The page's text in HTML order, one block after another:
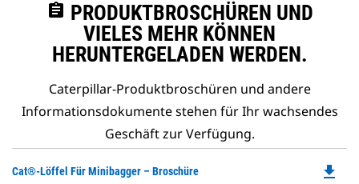
assignment PRODUKTBROSCHÜREN UND
VIELES MEHR KÖNNEN
HERUNTERGELADEN WERDEN.
Caterpillar-Produktbroschüren und andere
Informationsdokumente stehen für Ihr wachsendes
Geschäft zur Verfügung.
Cat®-Löffel Für Minibagger – Broschüre file_download